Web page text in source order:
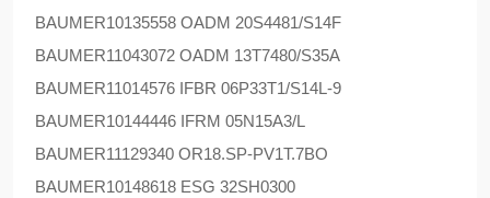
BAUMER10135558 OADM 20S4481/S14F
BAUMER11043072 OADM 13T7480/S35A
BAUMER11014576 IFBR 06P33T1/S14L-9
BAUMER10144446 IFRM 05N15A3/L
BAUMER11129340 OR18.SP-PV1T.7BO
BAUMER10148618 ESG 32SH0300